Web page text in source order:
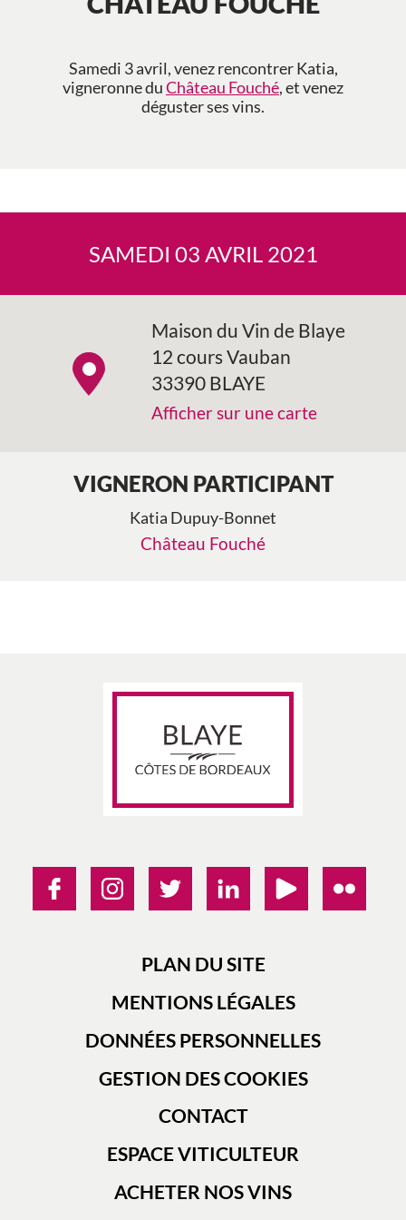
Samedi 3 avril, venez rencontrer Katia,
vigneronne duChâteau Fouché, et venez
déguster ses vins.
SAMEDI 03 AVRIL 2021
Maison du Vin de Blaye
12 cours Vauban
33390 BLAYE
Afficher sur une carte
VIGNERON PARTICIPANT
Katia Dupuy-Bonnet
Château Fouché
PLAN DU SITE
MENTIONS LÉGALES
DONNÉES PERSONNELLES
GESTION DES COOKIES
CONTACT
ESPACE VITICULTEUR
ACHETER NOS VINS